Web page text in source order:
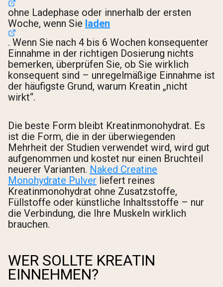
ohne Ladephase oder innerhalb der ersten
Woche, wenn Sie laden
. Wenn Sie nach 4 bis 6 Wochen konsequenter
Einnahme in der richtigen Dosierung nichts
bemerken, überprüfen Sie, ob Sie wirklich
konsequent sind – unregelmäßige Einnahme ist
der häufigste Grund, warum Kreatin „nicht
wirkt“.
Die beste Form bleibt Kreatinmonohydrat. Es
ist die Form, die in der überwiegenden
Mehrheit der Studien verwendet wird, wird gut
aufgenommen und kostet nur einen Bruchteil
neuerer Varianten. Naked Creatine
Monohydrate Pulver liefert reines
Kreatinmonohydrat ohne Zusatzstoffe,
Füllstoffe oder künstliche Inhaltsstoffe – nur
die Verbindung, die Ihre Muskeln wirklich
brauchen.
WER SOLLTE KREATIN
EINNEHMEN?